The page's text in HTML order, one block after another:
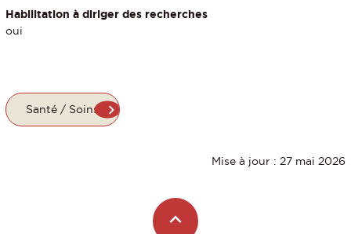
Habilitation à diriger des recherches
oui
Santé / Soins
Mise à jour : 27 mai 2026